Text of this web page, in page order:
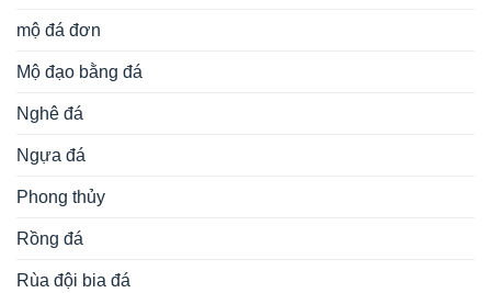
mộ đá đơn
Mộ đạo bằng đá
Nghê đá
Ngựa đá
Phong thủy
Rồng đá
Rùa đội bia đá